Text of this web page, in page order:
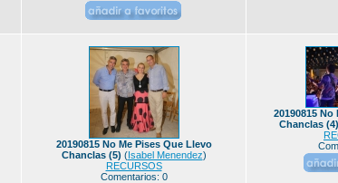
20190815 No Me Pises Que Llevo
Chanclas (5) (Isabel Menendez)
RECURSOS
Comentarios: 0
20190815 No
Chanclas (4)